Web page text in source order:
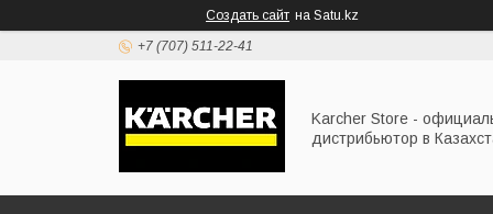
Создать сайт на Satu.kz
+7 (707) 511-22-41
Karcher Store -
дистрибьютор в